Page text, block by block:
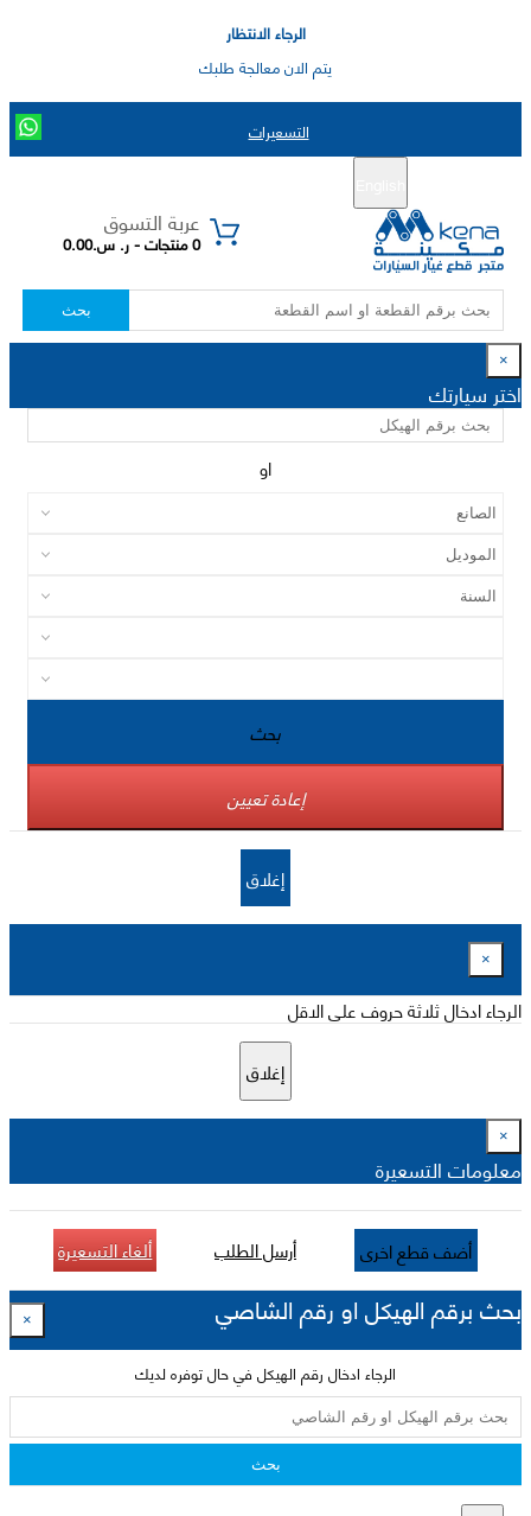
الرجاء الانتظار
يتم الان معالجة طلبك
التسعيرات
عربة التسوق
0 منتجات - ر. س.0.00
بحث
×
اختر سيارتك
او
بحث
إعادة تعيين
إغلاق
×
الرجاء ادخال ثلاثة حروف على الاقل
إغلاق
×
معلومات التسعيرة
أضف قطع اخرى أرسل الطلب ألغاء التسعيرة
بحث برقم الهيكل او رقم الشاصي ×
الرجاء ادخال رقم الهيكل في حال توفره لديك
بحث